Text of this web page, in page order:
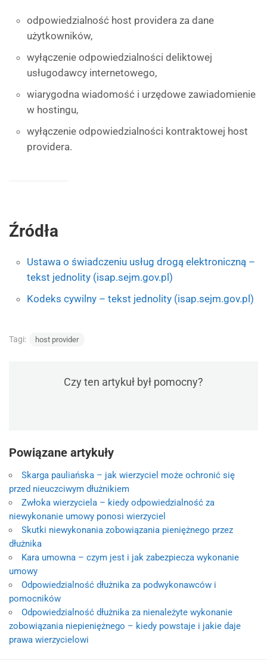
odpowiedzialność host providera za dane
użytkowników,
wyłączenie odpowiedzialności deliktowej
usługodawcy internetowego,
wiarygodna wiadomość i urzędowe zawiadomienie
w hostingu,
wyłączenie odpowiedzialności kontraktowej host
providera.
Źródła
Ustawa o świadczeniu usług drogą elektroniczną –
tekst jednolity (isap.sejm.gov.pl)
Kodeks cywilny – tekst jednolity (isap.sejm.gov.pl)
Tagi: host provider
Czy ten artykuł był pomocny?
Powiązane artykuły
Skarga pauliańska – jak wierzyciel może ochronić się
przed nieuczciwym dłużnikiem
Zwłoka wierzyciela – kiedy odpowiedzialność za
niewykonanie umowy ponosi wierzyciel
Skutki niewykonania zobowiązania pieniężnego przez
dłużnika
Kara umowna – czym jest i jak zabezpiecza wykonanie
umowy
Odpowiedzialność dłużnika za podwykonawców i
pomocników
Odpowiedzialność dłużnika za nienależyte wykonanie
zobowiązania niepieniężnego – kiedy powstaje i jakie daje
prawa wierzycielowi